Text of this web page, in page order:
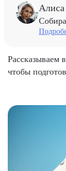
Рассказываем
чтобы